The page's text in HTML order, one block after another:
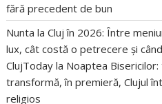
fără precedent de bun
Nunta la Cluj în 2026: Între
lux, cât costă o petrecere și
ClujToday la Noaptea
transformă, în premieră, Clujul
religios